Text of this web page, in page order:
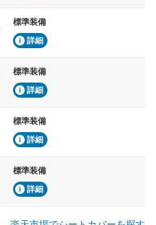
標準装備
詳細
標準装備
詳細
標準装備
詳細
標準装備
詳細